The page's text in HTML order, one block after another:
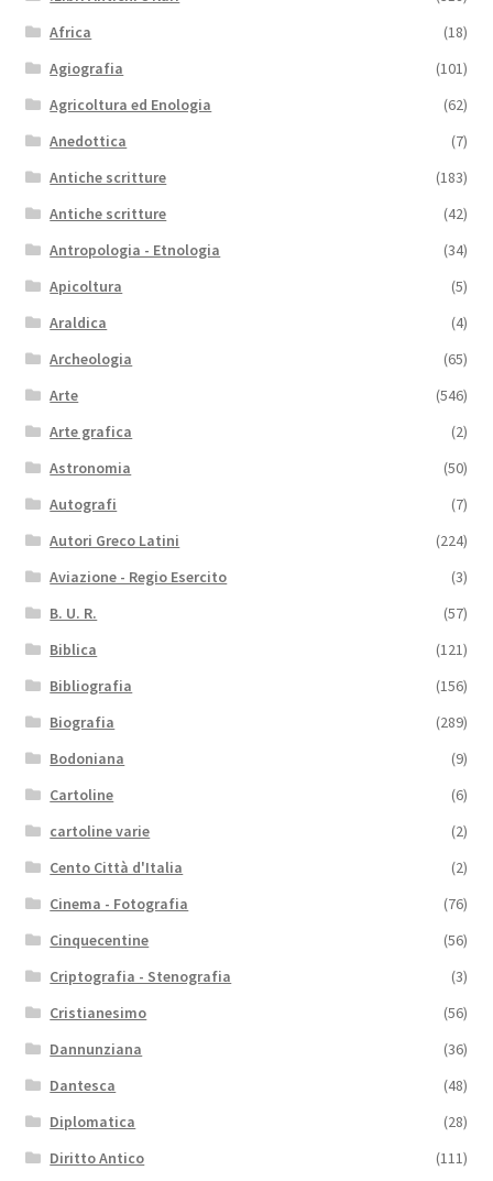
Africa
(18)
Agiografia
(101)
Agricoltura ed Enologia
(62)
Anedottica
(7)
Antiche scritture
(183)
Antiche scritture
(42)
Antropologia - Etnologia
(34)
Apicoltura
(5)
Araldica
(4)
Archeologia
(65)
Arte
(546)
Arte grafica
(2)
Astronomia
(50)
Autografi
(7)
Autori Greco Latini
(224)
Aviazione - Regio Esercito
(3)
B. U. R.
(57)
Biblica
(121)
Bibliografia
(156)
Biografia
(289)
Bodoniana
(9)
Cartoline
(6)
cartoline varie
(2)
Cento Città d'Italia
(2)
Cinema - Fotografia
(76)
Cinquecentine
(56)
Criptografia - Stenografia
(3)
Cristianesimo
(56)
Dannunziana
(36)
Dantesca
(48)
Diplomatica
(28)
Diritto Antico
(111)